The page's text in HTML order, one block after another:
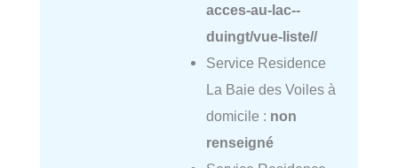
acces-au-lac--
duingt/vue-liste//
Service Residence
La Baie des Voiles à
domicile : non
renseigné